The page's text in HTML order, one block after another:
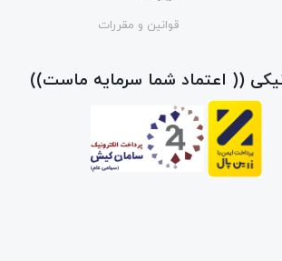
قوانین و مقررات
(( اعتماد شما سرمایه ماست))